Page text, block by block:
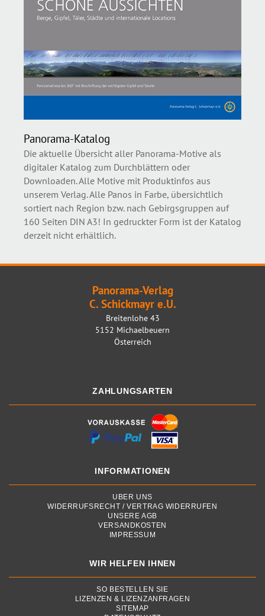
Panorama-Katalog
Die aktuelle Übersicht aller Panorama-Motive als
digitaler Katalog zum Durchblättern oder
Downloaden. Alle Motive mit Produktinfos aus
unserem Verlag. Alle Panos in Farbe, übersichtlich
sortiert nach Region bzw. nach Gebirgsgruppen auf
160 Seiten DIN A3! In gedruckter Form ist der Katalog
derzeit nicht erhältlich.
Panorama-Verlag
C. Schickmayr e.U.
Breitenlohe 43
5152 Michaelbeuern
Österreich
ZAHLUNGSARTEN
INFORMATIONEN
ÜBER UNS
WIDERRUFSRECHT / VERTRAG WIDERRUFEN
UNSERE AGB
VERSANDKOSTEN
IMPRESSUM
WIR HELFEN IHNEN
SO BESTELLEN SIE
LIZENZEN & LIZENZANFRAGEN
SITEMAP